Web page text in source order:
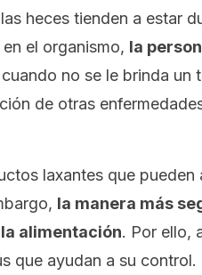
heces tienden a estar
el organismo, la
no se le brinda un
de otras
laxantes que pueden
la manera más
alimentación. Por ello,
que ayudan a su control.